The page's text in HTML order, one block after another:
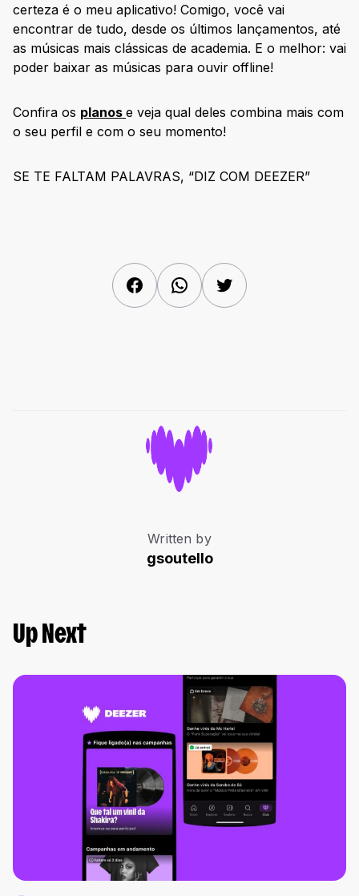
certeza é o meu aplicativo! Comigo, você vai
encontrar de tudo, desde os últimos lançamentos, até
as músicas mais clássicas de academia. E o melhor: vai
poder baixar as músicas para ouvir offline!
Confira os planos e veja qual deles combina mais com
o seu perfil e com o seu momento!
SE TE FALTAM PALAVRAS, “DIZ COM DEEZER”
FacebookWhatsAppTwitter
Written by
gsoutello
Up Next